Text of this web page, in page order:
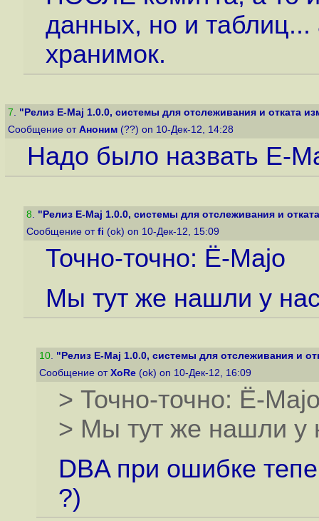
данных, но и таблиц...
хранимок.
7. "Релиз E-Maj 1.0.0, системы для отслеживания и отката
Сообщение от Аноним (??) on 10-Дек-12, 14:28
Надо было назвать E-
8. "Релиз E-Maj 1.0.0, системы для отслеживания и
Сообщение от fi (ok) on 10-Дек-12, 15:09
Точно-точно: Ë-Majo
Мы тут же нашли у
10. "Релиз E-Maj 1.0.0, системы для отслеживания и
Сообщение от XoRe (ok) on 10-Дек-12, 16:09
> Точно-точно: Ë-
> Мы тут же нашли у
DBA при ошибке
?)